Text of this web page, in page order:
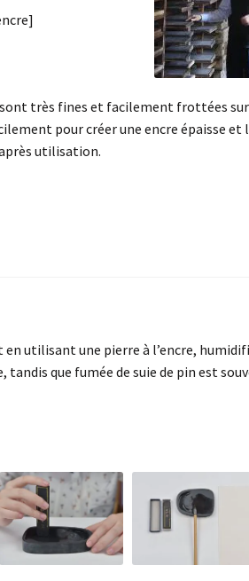
sont très fines et facilement frottées
pour créer une encre épaisse et
utilisation.
utilisant une pierre à l’encre,
tandis que fumée de suie de pin est